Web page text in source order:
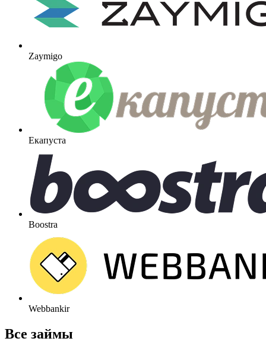
Zaymigo
Екапуста
Boostra
Webbankir
Все займы